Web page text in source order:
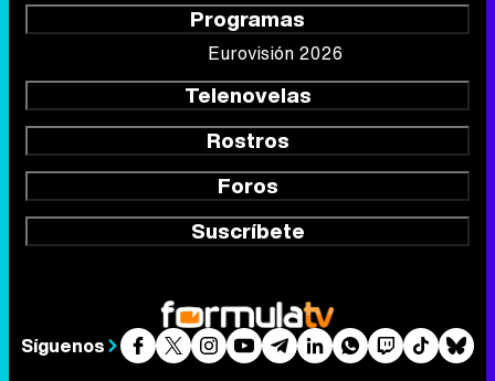
Programas
Eurovisión 2026
Telenovelas
Rostros
Foros
Suscríbete
Síguenos